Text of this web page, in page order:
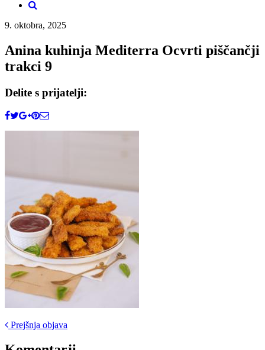
9. oktobra, 2025
Anina kuhinja Mediterra Ocvrti piščančji
trakci 9
Delite s prijatelji:
Post
navigation
Prejšnja objava